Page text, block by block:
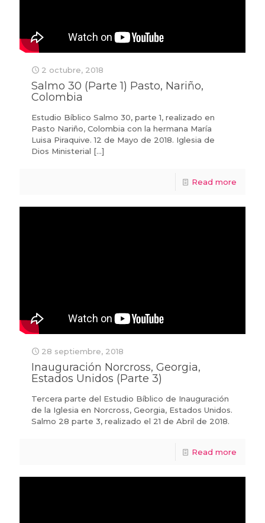
2 octubre, 2018
Salmo 30 (Parte 1) Pasto, Nariño,
Colombia
Estudio Bíblico Salmo 30, parte 1, realizado en
Pasto Nariño, Colombia con la hermana María
Luisa Piraquive. 12 de Mayo de 2018. Iglesia de
Dios Ministerial […]
Read more
28 septiembre, 2018
Inauguración Norcross, Georgia,
Estados Unidos (Parte 3)
Tercera parte del Estudio Bíblico de Inauguración
de la Iglesia en Norcross, Georgia, Estados Unidos.
Salmo 28 parte 3, realizado el 21 de Abril de 2018.
Read more